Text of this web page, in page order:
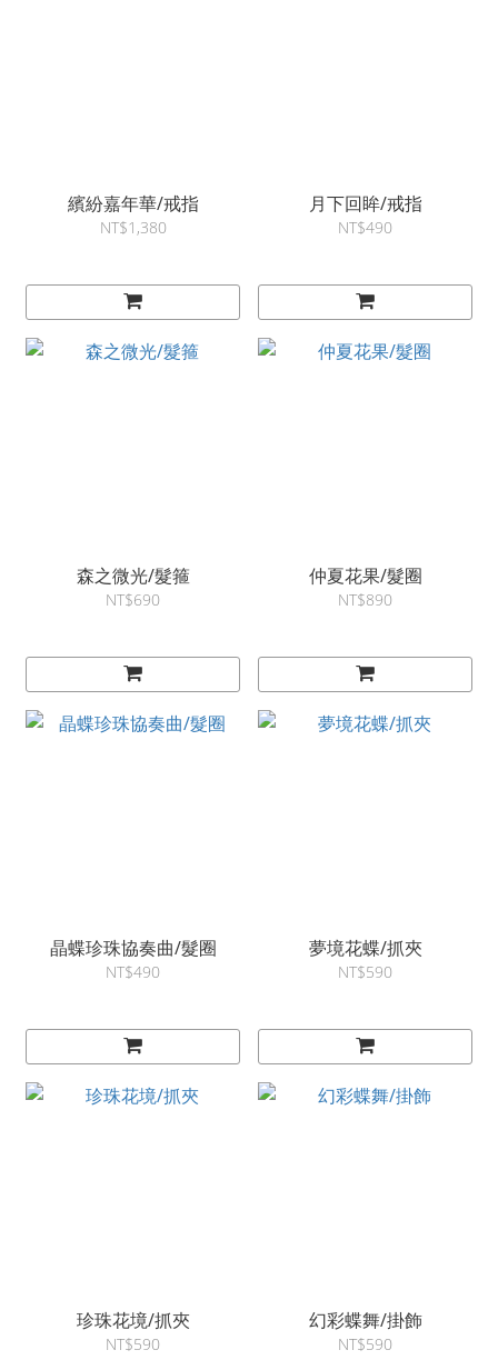
繽紛嘉年華/戒指
NT$1,380
月下回眸/戒指
NT$490
森之微光/髮箍
NT$690
仲夏花果/髮圈
NT$890
晶蝶珍珠協奏曲/髮圈
NT$490
夢境花蝶/抓夾
NT$590
珍珠花境/抓夾
NT$590
幻彩蝶舞/掛飾
NT$590